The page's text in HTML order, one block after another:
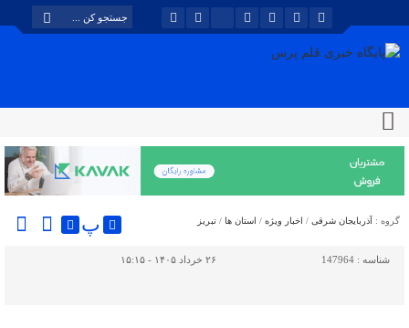
گروه : آذربایجان شرقی / اخبار ویژه / استان ها / تبریز پ
شناسه : 147964 ۲۶ خرداد ۱۴۰۵ - ۱۵:۱۵